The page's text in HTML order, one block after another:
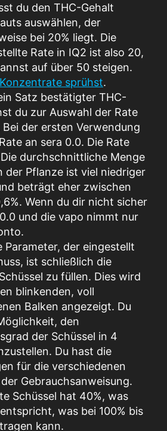
du den THC-Gehalt
auswählen, der
bei 20% liegt. Die
Rate in IQ2 ist also 20,
auf über 50 steigen.
sprühst.
Satz bestätigter THC-
du zur Auswahl der Rate
Bei der ersten Verwendung
an sera 0.0. Die Rate
Die durchschnittliche Menge
der Pflanze ist viel niedriger
beträgt eher zwischen
Wenn du dir nicht sicher
und die vapo nimmt nur
.
Parameter, der eingestellt
ist schließlich die
zu füllen. Dies wird
blinkenden, voll
Balken angezeigt. Du
den
der Schüssel in 4
Du hast die
für die verschiedenen
Gebrauchsanweisung.
Schüssel hat 40%, was
was bei 100% bis
kann.